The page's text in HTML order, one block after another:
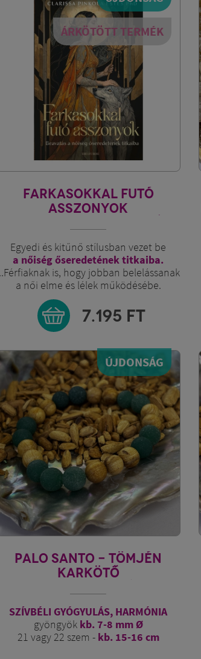
ÁRKÖTÖTT TERMÉK
FARKASOKKAL FUTÓ
ASSZONYOK
Egyedi és kitűnő stílusban vezet be
a nőiség őseredetének titkaiba.
is, hogy jobban belelássanak
a női elme és lélek működésébe.
7.195 FT
ÚJDONSÁG
PALO SANTO - TÖMJÉN
KARKÖTŐ
SZÍVBÉLI GYÓGYULÁS, HARMÓNIA
gyöngyök kb. 7-8 mm Ø
21 vagy 22 szem - kb. 15-16 cm